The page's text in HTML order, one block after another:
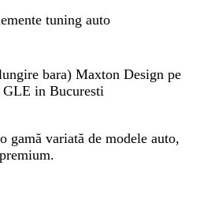
tuning auto
gamă variată de modele auto,